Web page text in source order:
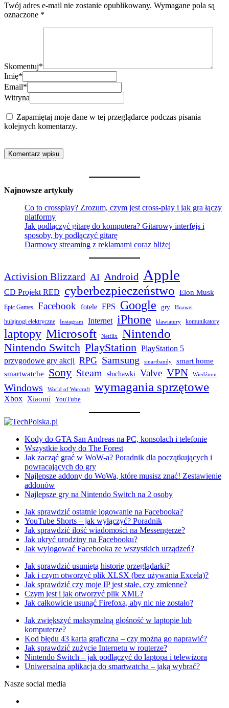
Twój adres e-mail nie zostanie opublikowany. Wymagane pola są
oznaczone *
Skomentuj*
Imię*
Email*
Witryna
Zapamiętaj moje dane w tej przeglądarce podczas pisania
kolejnych komentarzy.
Najnowsze artykuły
Co to crossplay? Zrozum, czym jest cross-play i jak gra łączy
platformy
Jak podłączyć gitarę do komputera? Gitarowy interfejs i
sposoby, by podłączyć gitarę
Darmowy streaming z reklamami coraz bliżej
Activision Blizzard AI Android Apple
CD Projekt RED cyberbezpieczeństwo Elon Musk
Epic Games Facebook fotele FPS Google gry Huawei
hulajnogi elektryczne Instagram Internet iPhone klawiatury komunikatory
laptopy Microsoft Netflix Nintendo
Nintendo Switch PlayStation PlayStation 5
przygodowe gry akcji RPG Samsung smartbandy smart home
smartwatche Sony Steam słuchawki Valve VPN Wiedźmin
Windows World of Warcraft wymagania sprzętowe
Xbox Xiaomi YouTube
Kody do GTA San Andreas na PC, konsolach i telefonie
Wszystkie kody do The Forest
Jak zacząć grać w WoW-a? Poradnik dla początkujących i
powracających do gry
Najlepsze addony do WoWa, które musisz znać! Zestawienie
addonów
Najlepsze gry na Nintendo Switch na 2 osoby
Jak sprawdzić ostatnie logowanie na Facebooka?
YouTube Shorts – jak wyłączyć? Poradnik
Jak sprawdzić ilość wiadomości na Messengerze?
Jak ukryć urodziny na Facebooku?
Jak wylogować Facebooka ze wszystkich urządzeń?
Jak sprawdzić usuniętą historię przeglądarki?
Jak i czym otworzyć plik XLSX (bez używania Excela)?
Jak sprawdzić czy moje IP jest stałe, czy zmienne?
Czym jest i jak otworzyć plik XML?
Jak całkowicie usunąć Firefoxa, aby nic nie zostało?
Jak zwiększyć maksymalną głośność w laptopie lub
komputerze?
Kod błędu 43 karta graficzna – czy można go naprawić?
Jak sprawdzić zużycie Internetu w routerze?
Nintendo Switch – jak podłączyć do laptopa i telewizora
Uniwersalna aplikacja do smartwatcha – jaką wybrać?
Nasze social media